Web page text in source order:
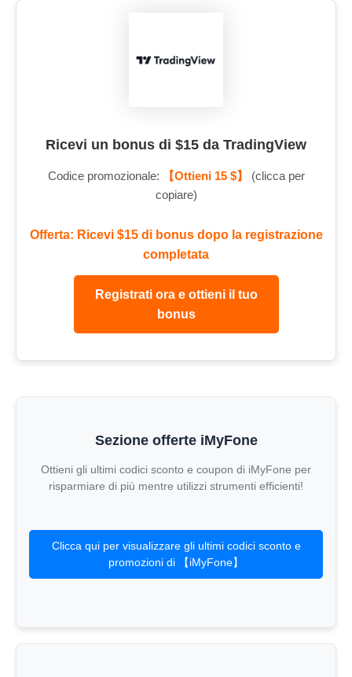
Ricevi un bonus di $15 da TradingView
Codice promozionale: 【Ottieni 15 $】
(clicca per
copiare)
Offerta: Ricevi $15 di bonus dopo la registrazione
completata
Registrati ora e ottieni il tuo
bonus
Sezione offerte iMyFone
Ottieni gli ultimi codici sconto e coupon di iMyFone per
risparmiare di più mentre utilizzi strumenti efficienti!
Clicca qui per visualizzare gli ultimi codici sconto e
promozioni di 【iMyFone】